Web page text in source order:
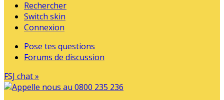
Rechercher
Switch skin
Connexion
Pose tes questions
Forums de discussion
FSJ chat »